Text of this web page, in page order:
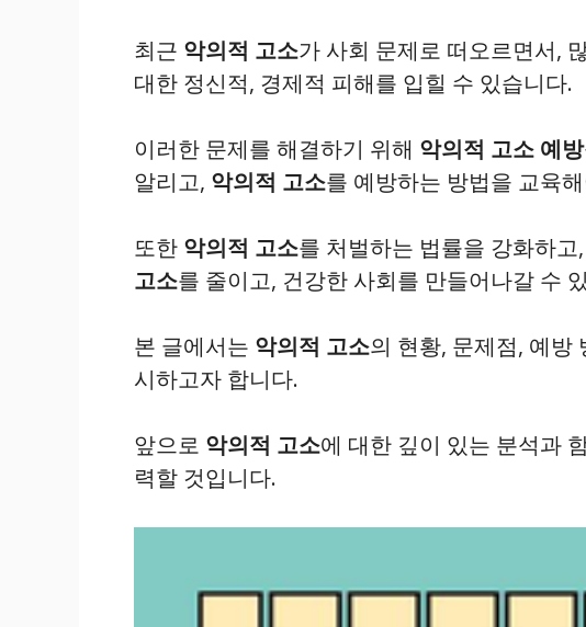
최근 악의적 고소가 사회 문제로 떠오르면서,
대한 정신적, 경제적 피해를 입힐 수 있습니다.
이러한 문제를 해결하기 위해 악의적 고소 예방
알리고, 악의적 고소를 예방하는 방법을 교육
또한 악의적 고소를 처벌하는 법률을 강화하고,
고소를 줄이고, 건강한 사회를 만들어나갈 수
본 글에서는 악의적 고소의 현황, 문제점, 예방
시하고자 합니다.
앞으로 악의적 고소에 대한 깊이 있는 분석과
력할 것입니다.